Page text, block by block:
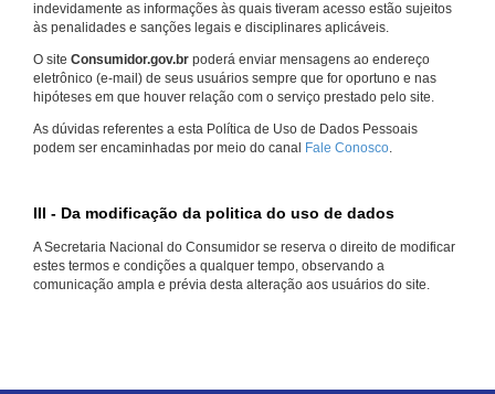
indevidamente as informações às quais tiveram acesso estão sujeitos
às penalidades e sanções legais e disciplinares aplicáveis.
O site Consumidor.gov.br poderá enviar mensagens ao endereço
eletrônico (e-mail) de seus usuários sempre que for oportuno e nas
hipóteses em que houver relação com o serviço prestado pelo site.
As dúvidas referentes a esta Política de Uso de Dados Pessoais
podem ser encaminhadas por meio do canal Fale Conosco.
III - Da modificação da politica do uso de dados
A Secretaria Nacional do Consumidor se reserva o direito de modificar
estes termos e condições a qualquer tempo, observando a
comunicação ampla e prévia desta alteração aos usuários do site.